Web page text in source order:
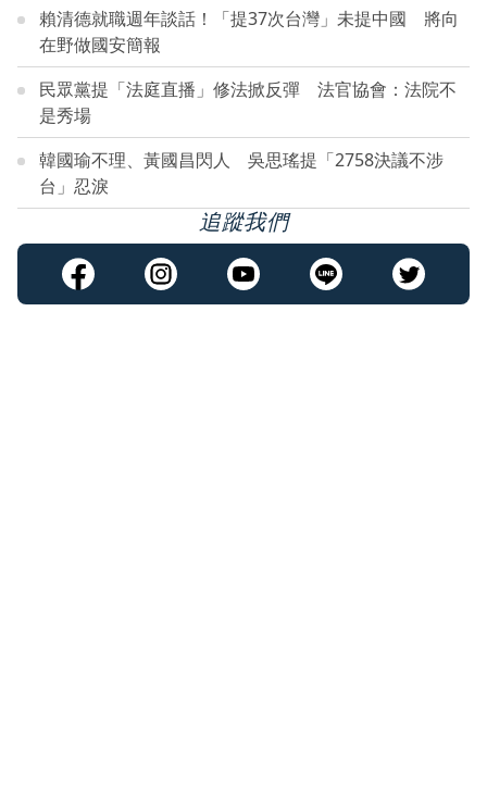
賴清德就職週年談話！「提37次台灣」未提中國 將向
在野做國安簡報
民眾黨提「法庭直播」修法掀反彈 法官協會：法院不
是秀場
韓國瑜不理、黃國昌閃人 吳思瑤提「2758決議不涉
台」忍淚
追蹤我們